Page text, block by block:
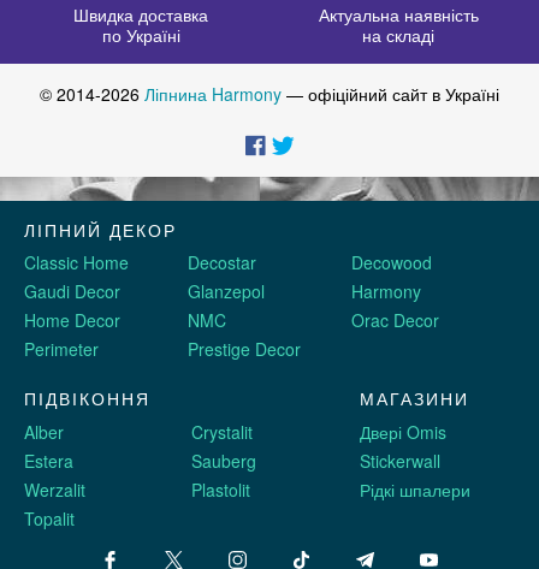
Швидка доставка
по Україні
Актуальна наявність
на складі
© 2014-2026 Ліпнина Harmony — офіційний сайт в Україні
ЛІПНИЙ ДЕКОР
Classic Home
Decostar
Decowood
Gaudi Decor
Glanzepol
Harmony
Home Decor
NMC
Orac Decor
Perimeter
Prestige Decor
ПІДВІКОННЯ
Alber
Crystalit
Estera
Sauberg
Werzalit
Plastolit
Topalit
МАГАЗИНИ
Двері Omis
Stickerwall
Рідкі шпалери